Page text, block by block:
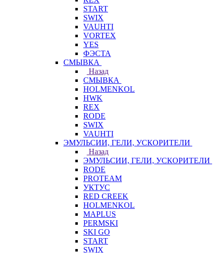
START
SWIX
VAUHTI
VORTEX
YES
ФЭСТА
СМЫВКА
Назад
СМЫВКА
HOLMENKOL
HWK
REX
RODE
SWIX
VAUHTI
ЭМУЛЬСИИ, ГЕЛИ, УСКОРИТЕЛИ
Назад
ЭМУЛЬСИИ, ГЕЛИ, УСКОРИТЕЛИ
RODE
PROTEAM
УКТУС
RED CREEK
HOLMENKOL
MAPLUS
PERMSKI
SKI GO
START
SWIX